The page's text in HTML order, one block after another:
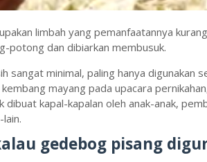
limbah yang pemanfaatannya
potong dan dibiarkan membusuk.
sangat minimal, paling hanya digunakan
mayang pada upacara
dibuat kapal-kapalan oleh anak-anak,
gedebog pisang